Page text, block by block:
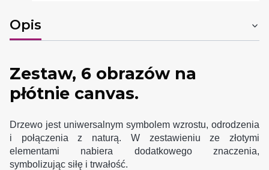
Opis
Zestaw, 6 obrazów na
płótnie canvas.
Drzewo jest uniwersalnym symbolem wzrostu, odrodzenia
i połączenia z naturą. W zestawieniu ze złotymi
elementami nabiera dodatkowego znaczenia,
symbolizując siłę i trwałość.